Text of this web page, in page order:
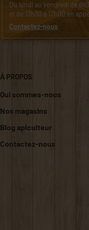
Du lundi au vendredi de
et de 13h30 à 17h00 en
Contactez-nous
À PROPOS
Qui sommes-nous
Nos magasins
Blog apiculteur
Contactez-nous